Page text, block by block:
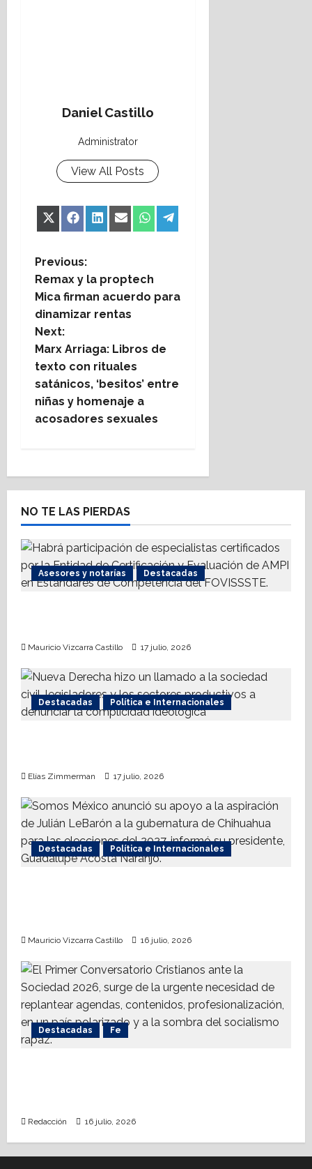
Daniel Castillo
Administrator
View All Posts
Share
X
Share
Facebook
Share
LinkedIn
Share
EmailShare
WhatsApp
Share
Telegram
P
o
s
t
n
a
v
i
a
t
i
o
n
Previous:
Remax y la proptech
Mica firman acuerdo para
dinamizar rentas
Next:
Marx Arriaga: Libros de
texto con rituales
satánicos, ‘besitos’ entre
niñas y homenaje a
acosadores sexuales
NO TE LAS PIERDAS
Asesores y notarías Destacadas
Mauricio Vizcarra Castillo 17 julio, 2026
Destacadas Política e Internacionales
Elías Zimmerman 17 julio, 2026
Destacadas Política e Internacionales
Mauricio Vizcarra Castillo 16 julio, 2026
Destacadas Fe
Redacción 16 julio, 2026